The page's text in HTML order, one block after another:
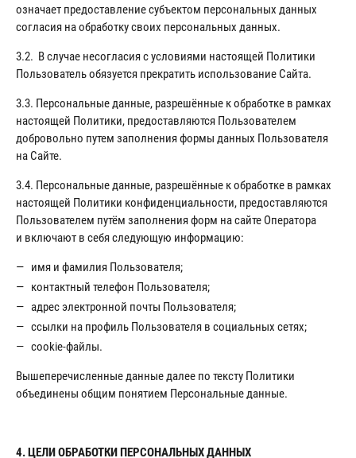
означает предоставление субъектом персональных данных
согласия на обработку своих персональных данных.
3.2. В случае несогласия с условиями настоящей Политики
Пользователь обязуется прекратить использование Сайта.
3.3. Персональные данные, разрешённые к обработке в рамках
настоящей Политики, предоставляются Пользователем
добровольно путем заполнения формы данных Пользователя
на Сайте.
3.4. Персональные данные, разрешённые к обработке в рамках
настоящей Политики конфиденциальности, предоставляются
Пользователем путём заполнения форм на сайте Оператора
и включают в себя следующую информацию:
имя и фамилия Пользователя;
контактный телефон Пользователя;
адрес электронной почты Пользователя;
ссылки на профиль Пользователя в социальных сетях;
cookie-файлы.
Вышеперечисленные данные далее по тексту Политики
объединены общим понятием Персональные данные.
4. ЦЕЛИ ОБРАБОТКИ ПЕРСОНАЛЬНЫХ ДАННЫХ